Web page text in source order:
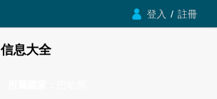
 登入 / 註冊
信息大全